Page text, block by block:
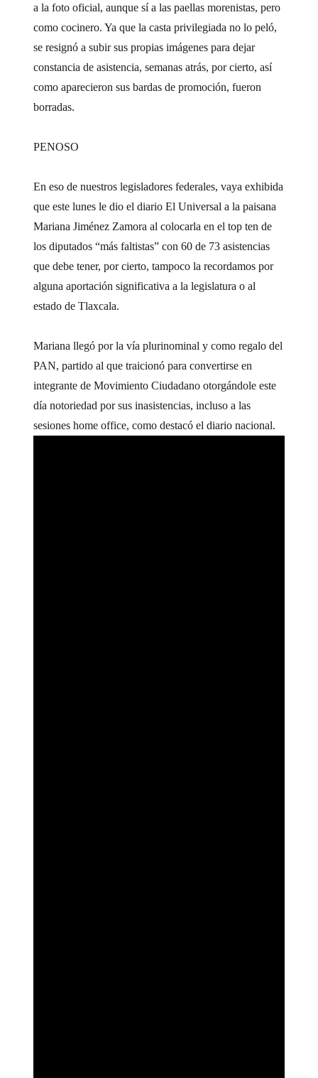
a la foto oficial, aunque sí a las paellas morenistas, pero
como cocinero. Ya que la casta privilegiada no lo peló,
se resignó a subir sus propias imágenes para dejar
constancia de asistencia, semanas atrás, por cierto, así
como aparecieron sus bardas de promoción, fueron
borradas.
PENOSO
En eso de nuestros legisladores federales, vaya exhibida
que este lunes le dio el diario El Universal a la paisana
Mariana Jiménez Zamora al colocarla en el top ten de
los diputados “más faltistas” con 60 de 73 asistencias
que debe tener, por cierto, tampoco la recordamos por
alguna aportación significativa a la legislatura o al
estado de Tlaxcala.
Mariana llegó por la vía plurinominal y como regalo del
PAN, partido al que traicionó para convertirse en
integrante de Movimiento Ciudadano otorgándole este
día notoriedad por sus inasistencias, incluso a las
sesiones home office, como destacó el diario nacional.